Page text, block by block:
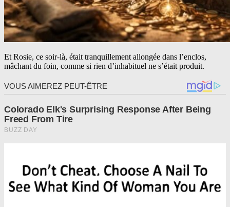
Et Rosie, ce soir-là, était tranquillement allongée dans l’enclos,
mâchant du foin, comme si rien d’inhabituel ne s’était produit.